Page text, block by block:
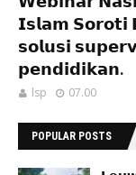
𝗜𝘀𝗹𝗮𝗺
𝘀𝗼𝗹𝘂𝘀𝗶
𝗽𝗲𝗻𝗱𝗶𝗱𝗶𝗸𝗮𝗻.
lsp 07.00
POPULAR POSTS